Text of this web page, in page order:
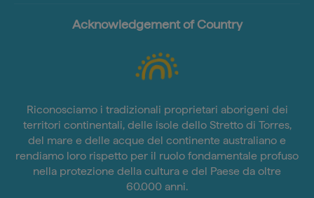
Acknowledgement of Country
Riconosciamo i tradizionali proprietari aborigeni dei
territori continentali, delle isole dello Stretto di Torres,
del mare e delle acque del continente australiano e
rendiamo loro rispetto per il ruolo fondamentale profuso
nella protezione della cultura e del Paese da oltre
60.000 anni.